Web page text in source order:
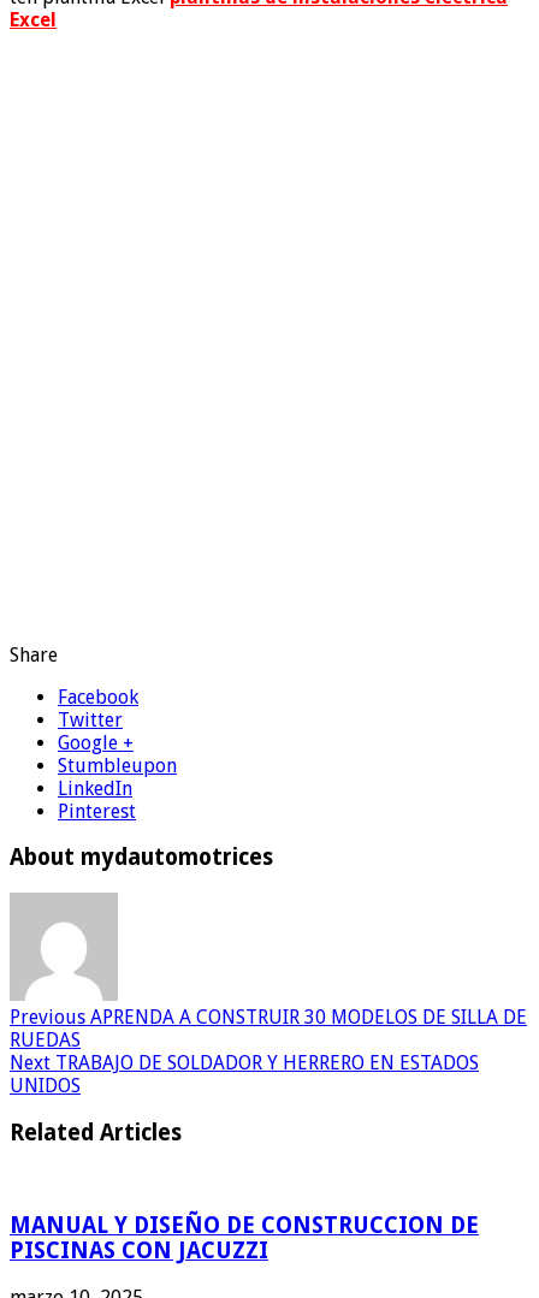
Excel
Share
Facebook
Twitter
Google +
Stumbleupon
LinkedIn
Pinterest
About mydautomotrices
Previous APRENDA A CONSTRUIR 30 MODELOS DE SILLA DE
RUEDAS
Next TRABAJO DE SOLDADOR Y HERRERO EN ESTADOS
UNIDOS
Related Articles
MANUAL Y DISEÑO DE CONSTRUCCION DE
PISCINAS CON JACUZZI